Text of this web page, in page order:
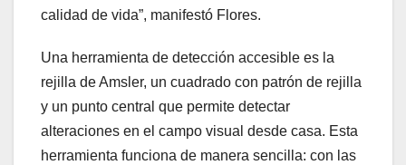
calidad de vida”, manifestó Flores.
Una herramienta de detección accesible es la
rejilla de Amsler, un cuadrado con patrón de rejilla
y un punto central que permite detectar
alteraciones en el campo visual desde casa. Esta
herramienta funciona de manera sencilla: con las